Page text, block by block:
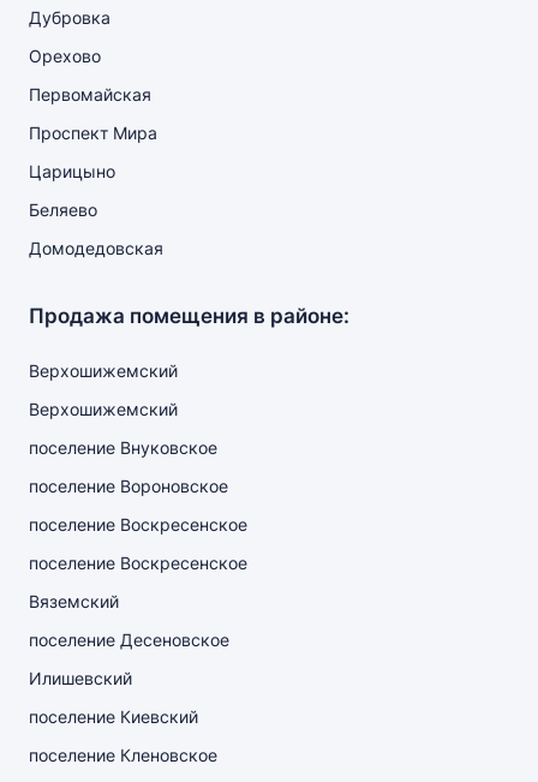
Дубровка
Орехово
Первомайская
Проспект Мира
Царицыно
Беляево
Домодедовская
Продажа помещения в районе:
Верхошижемский
Верхошижемский
поселение Внуковское
поселение Вороновское
поселение Воскресенское
поселение Воскресенское
Вяземский
поселение Десеновское
Илишевский
поселение Киевский
поселение Кленовское